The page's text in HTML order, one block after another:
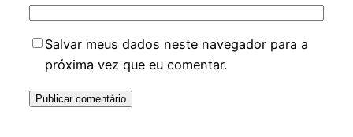
Salvar meus dados neste navegador para a
próxima vez que eu comentar.